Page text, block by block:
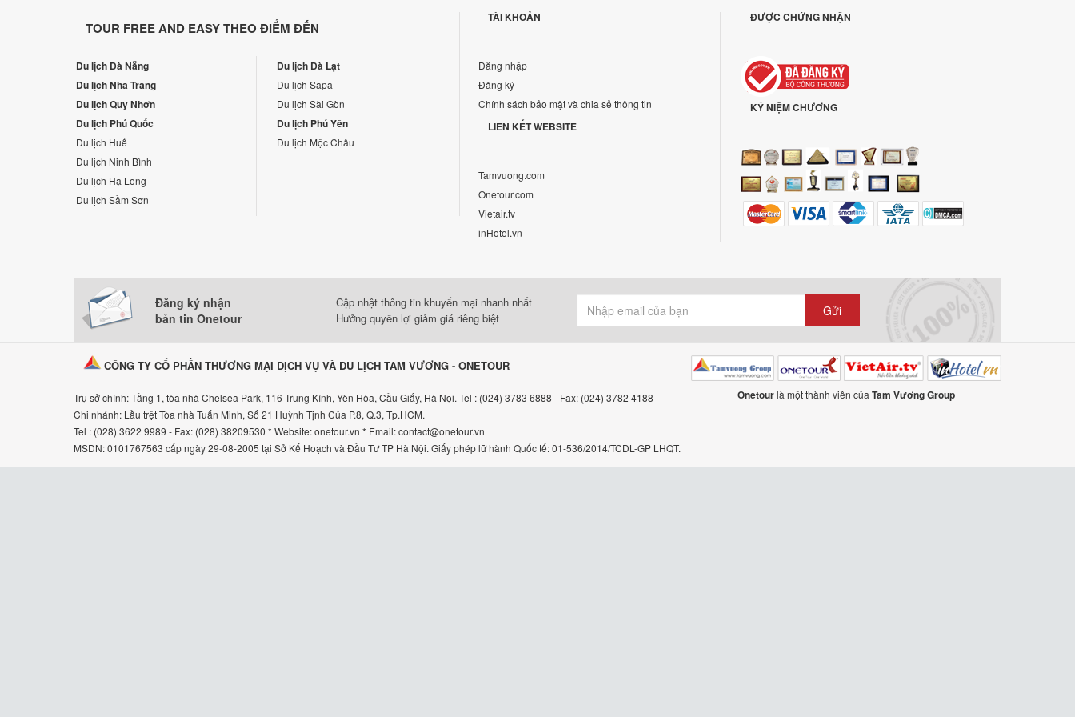
TOUR FREE AND EASY THEO ĐIỂM ĐẾN
Du lịch Đà Nẵng
Du lịch Nha Trang
Du lịch Quy Nhơn
Du lịch Phú Quốc
Du lịch Huế
Du lịch Ninh Bình
Du lịch Hạ Long
Du lịch Sầm Sơn
Du lịch Đà Lạt
Du lịch Sapa
Du lịch Sài Gòn
Du lịch Phú Yên
Du lịch Mộc Châu
TÀI KHOẢN
Đăng nhập
Đăng ký
Chính sách bảo mật và chia sẻ thông tin
LIÊN KẾT WEBSITE
Tamvuong.com
Onetour.com
Vietair.tv
inHotel.vn
ĐƯỢC CHỨNG NHẬN
KỶ NIỆM CHƯƠNG
Đăng ký nhận
bản tin Onetour
Cập nhật thông tin khuyến mại nhanh nhất
Hưởng quyền lợi giảm giá riêng biệt
Gửi
CÔNG TY CỔ PHẦN THƯƠNG MẠI DỊCH VỤ VÀ DU LỊCH TAM VƯƠNG - ONETOUR
Trụ sở chính: Tầng 1, tòa nhà Chelsea Park, 116 Trung Kính, Yên Hòa, Cầu Giấy, Hà Nội. Tel : (024) 3783 6888 - Fax: (024) 3782 4188
Chi nhánh: Lầu trệt Tòa nhà Tuấn Minh, Số 21 Huỳnh Tịnh Của P.8, Q.3, Tp.HCM.
Tel : (028) 3622 9989 - Fax: (028) 38209530 * Website: onetour.vn * Email: contact@onetour.vn
MSDN: 0101767563 cấp ngày 29-08-2005 tại Sở Kế Hoạch và Đầu Tư TP Hà Nội. Giấy phép lữ hành Quốc tế: 01-536/2014/TCDL-GP LHQT.
Onetourlà một thành viên của Tam Vương Group